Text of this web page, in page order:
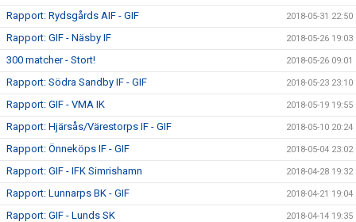
Rapport: Rydsgårds AIF - GIF 2018-05-31 22:50
Rapport: GIF - Näsby IF 2018-05-26 19:03
300 matcher - Stort! 2018-05-26 09:01
Rapport: Södra Sandby IF - GIF 2018-05-23 23:10
Rapport: GIF - VMA IK 2018-05-19 19:55
Rapport: Hjärsås/Värestorps IF - GIF 2018-05-10 20:24
Rapport: Önneköps IF - GIF 2018-05-04 23:02
Rapport: GIF - IFK Simrishamn 2018-04-28 19:32
Rapport: Lunnarps BK - GIF 2018-04-21 19:04
Rapport: GIF - Lunds SK 2018-04-14 19:35